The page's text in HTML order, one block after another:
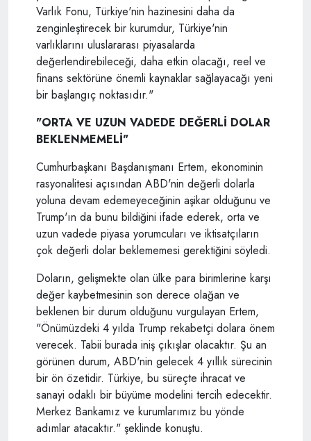
Varlık Fonu, Türkiye'nin hazinesini daha da
zenginleştirecek bir kurumdur, Türkiye'nin
varlıklarını uluslararası piyasalarda
değerlendirebileceği, daha etkin olacağı, reel ve
finans sektörüne önemli kaynaklar sağlayacağı yeni
bir başlangıç noktasıdır."
"ORTA VE UZUN VADEDE DEĞERLİ DOLAR
BEKLENMEMELİ"
Cumhurbaşkanı Başdanışmanı Ertem, ekonominin
rasyonalitesi açısından ABD'nin değerli dolarla
yoluna devam edemeyeceğinin aşikar olduğunu ve
Trump'ın da bunu bildiğini ifade ederek, orta ve
uzun vadede piyasa yorumcuları ve iktisatçıların
çok değerli dolar beklememesi gerektiğini söyledi.
Doların, gelişmekte olan ülke para birimlerine karşı
değer kaybetmesinin son derece olağan ve
beklenen bir durum olduğunu vurgulayan Ertem,
"Önümüzdeki 4 yılda Trump rekabetçi dolara önem
verecek. Tabii burada iniş çıkışlar olacaktır. Şu an
görünen durum, ABD'nin gelecek 4 yıllık sürecinin
bir ön özetidir. Türkiye, bu süreçte ihracat ve
sanayi odaklı bir büyüme modelini tercih edecektir.
Merkez Bankamız ve kurumlarımız bu yönde
adımlar atacaktır." şeklinde konuştu.